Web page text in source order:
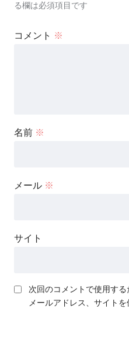
る欄は必須項目です
コメント ※
名前 ※
メール ※
サイト
次回のコメントで使用する
メールアドレス、サイトを